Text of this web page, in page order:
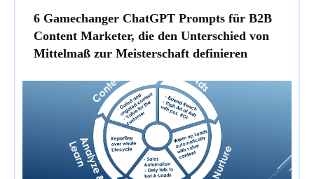
6 Gamechanger ChatGPT Prompts für B2B
Content Marketer, die den Unterschied von
Mittelmaß zur Meisterschaft definieren